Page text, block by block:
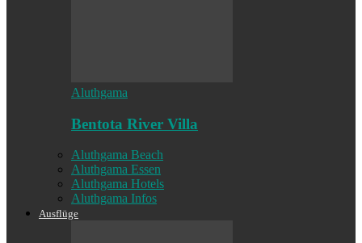
Aluthgama
Bentota River Villa
Aluthgama Beach
Aluthgama Essen
Aluthgama Hotels
Aluthgama Infos
Ausflüge